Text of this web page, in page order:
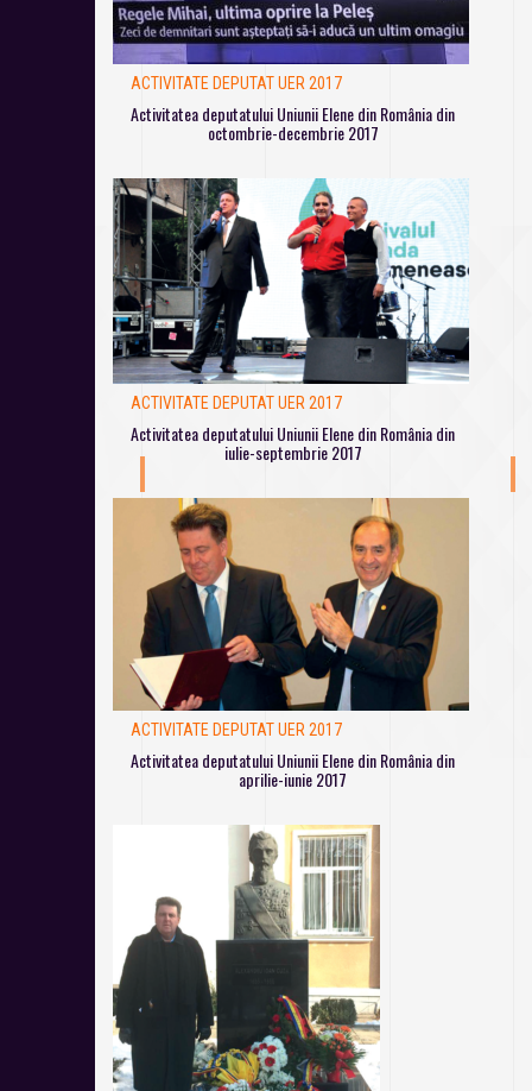
ACTIVITATE DEPUTAT UER 2017
Activitatea deputatului Uniunii Elene din România din
octombrie-decembrie 2017
ACTIVITATE DEPUTAT UER 2017
Activitatea deputatului Uniunii Elene din România din
iulie-septembrie 2017
ACTIVITATE DEPUTAT UER 2017
Activitatea deputatului Uniunii Elene din România din
aprilie-iunie 2017